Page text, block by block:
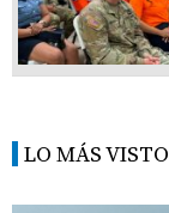
LO MÁS VISTO